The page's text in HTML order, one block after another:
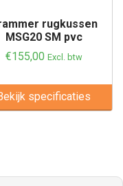
rugkussen
MSG20 SM pvc
€155,00 Excl. btw
specificaties